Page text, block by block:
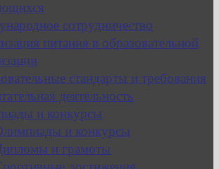
сотрудничество
питания в образовательной
стандарты и требования
деятельность
и конкурсы
и конкурсы
и грамоты